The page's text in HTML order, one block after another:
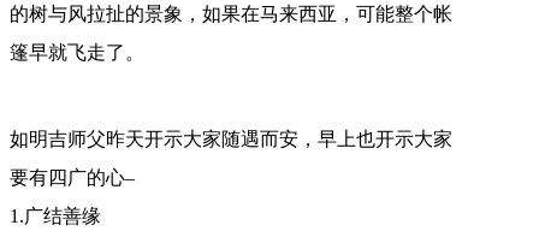
的树与风拉扯的景象，如果在马来西亚，可能整个帐
篷早就飞走了。
如明吉师父昨天开示大家随遇而安，早上也开示大家
要有四广的心–
1.广结善缘